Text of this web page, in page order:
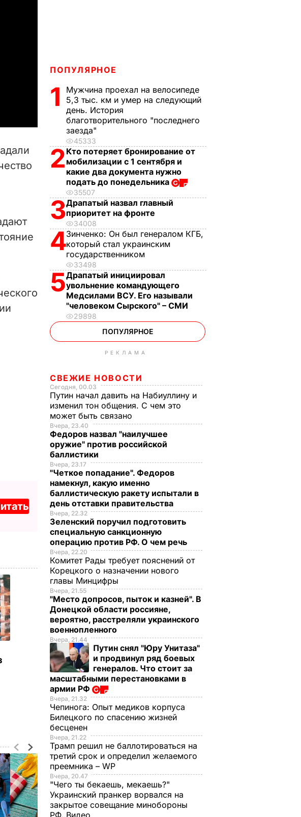
ПОПУЛЯРНОЕ
1
Мужчина проехал на велосипеде
5,3 тыс. км и умер на следующий
день. История
благотворительного "последнего
заезда"
45333
2 Кто потеряет бронирование от
мобилизации с 1 сентября и
какие два документа нужно
подать до понедельника
35507
3Драпатый назвал главный
приоритет на фронте
34008
4Зинченко: Он был генералом КГБ,
который стал украинским
государственником
33498
5Драпатый инициировал
увольнение командующего
Медсилами ВСУ. Его называли
"человеком Сырского" – СМИ
29898
ПОПУЛЯРНОЕ
РЕКЛАМА
СВЕЖИЕ НОВОСТИ
Сегодня, 00.03
Путин начал давить на Набиуллину и
изменил тон общения. С чем это
может быть связано
Вчера, 23.40
Федоров назвал "наилучшее
оружие" против российской
баллистики
Вчера, 23.17
"Четкое попадание". Федоров
намекнул, какую именно
баллистическую ракету испытали в
день отставки правительства
Вчера, 22.32
Зеленский поручил подготовить
специальную санкционную
операцию против РФ. О чем речь
Вчера, 22.20
Комитет Рады требует пояснений от
Корецкого о назначении нового
главы Минцифры
Вчера, 21.55
"Место допросов, пыток и казней". В
Донецкой области россияне,
вероятно, расстреляли украинского
военнопленного
Вчера, 21.44
Путин снял "Юру Унитаза"
и продвинул ряд боевых
генералов. Что стоит за
масштабными перестановками в
армии РФ
Вчера, 21.32
Чепинога: Опыт медиков корпуса
Билецкого по спасению жизней
бесценен
Вчера, 21.22
Трамп решил не баллотироваться на
третий срок и определил желаемого
преемника – WP
Вчера, 20.47
"Чего ты бекаешь, мекаешь?"
Украинский пранкер ворвался на
закрытое совещание минобороны
РФ. Видео